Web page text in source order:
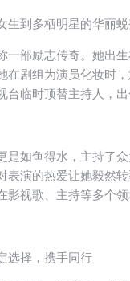
生到多栖明星的华丽
一部励志传奇。她出
在剧组为演员化妆时
台临时顶替主持人，
是如鱼得水，主持了
表演的热爱让她毅然
影视歌、主持等多个
选择，携手同行